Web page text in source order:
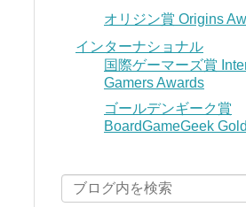
オリジン賞 Origins
インターナショナル
国際ゲーマーズ賞
Gamers Awards
ゴールデンギーク賞
BoardGameGeek